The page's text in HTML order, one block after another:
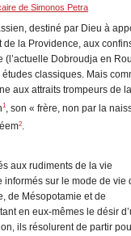
de Simonos Petra
destiné par Dieu à
de la Providence, aux
(l’actuelle Dobroudja en
classiques. Mais
aux attraits trompeurs de
1, son « frère, non par la
2.
aux rudiments de la vie
informés sur le mode de vie
de Mésopotamie et de
en eux-mêmes le désir
ils résolurent de partir